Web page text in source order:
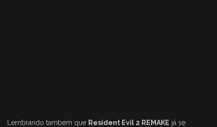
Lembrando também que Resident Evil 2 REMAKE já se